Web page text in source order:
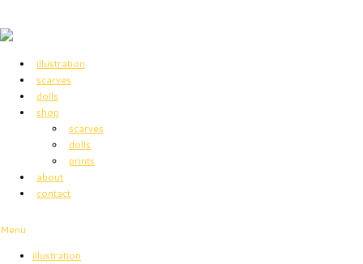
illustration
scarves
dolls
shop
scarves
dolls
prints
about
contact
Menu
illustration